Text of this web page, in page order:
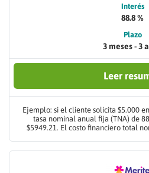
Interés
88.8 %
Plazo
3 meses - 3
Leer
Ejemplo: si el cliente solicita $5.000
tasa nominal anual fija (TNA) de
$5949.21. El costo financiero total